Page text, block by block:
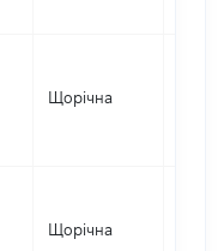
Щорічна
Щорічна